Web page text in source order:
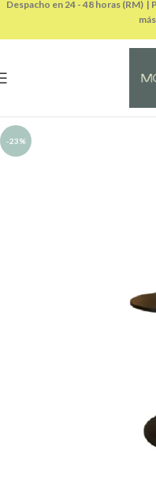
-23%
Despacho en 24 - 48 horas (RM)